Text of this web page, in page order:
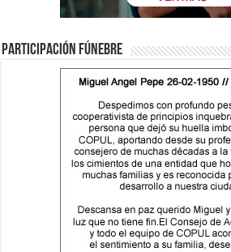
Participación fúnebre